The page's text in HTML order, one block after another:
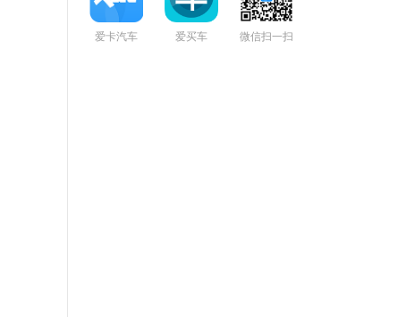
爱卡汽车 爱买车 微信扫一扫